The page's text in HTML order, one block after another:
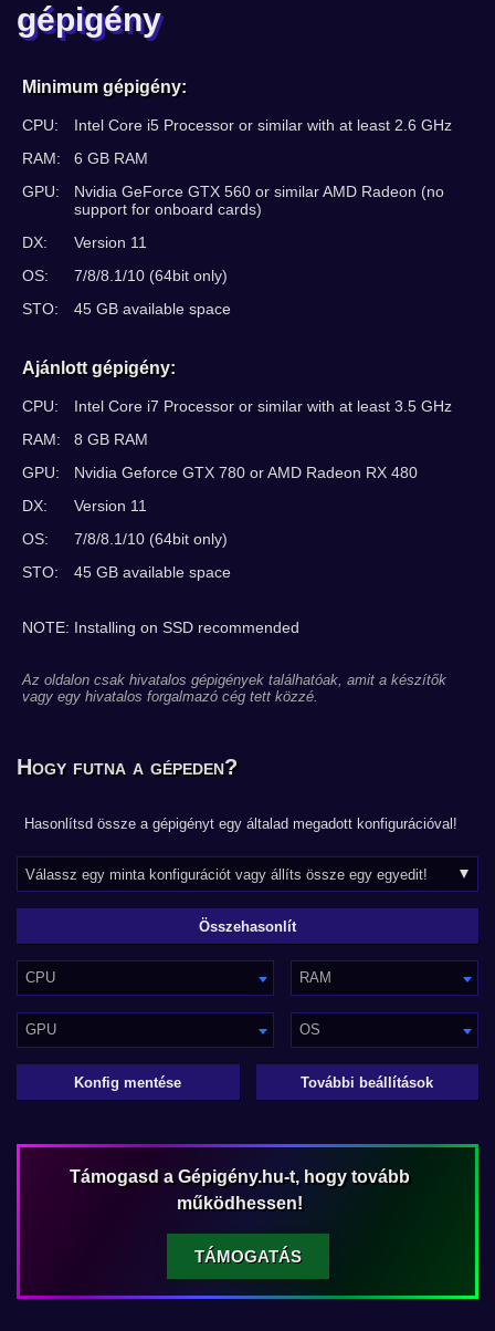
gépigény
Minimum gépigény:
CPU:
Intel Core i5 Processor or similar with at least 2.6 GHz
RAM:
6 GB RAM
GPU:
Nvidia GeForce GTX 560 or similar AMD Radeon (no
support for onboard cards)
DX:
Version 11
OS:
7/8/8.1/10 (64bit only)
STO:
45 GB available space
Ajánlott gépigény:
CPU:
Intel Core i7 Processor or similar with at least 3.5 GHz
RAM:
8 GB RAM
GPU:
Nvidia Geforce GTX 780 or AMD Radeon RX 480
DX:
Version 11
OS:
7/8/8.1/10 (64bit only)
STO:
45 GB available space
NOTE: Installing on SSD recommended
Az oldalon csak hivatalos gépigények találhatóak, amit a készítők
vagy egy hivatalos forgalmazó cég tett közzé.
Hogy futna a gépeden?
Hasonlítsd össze a gépigényt egy általad megadott konfigurációval!
CPU RAM
GPU OS
Konfig mentése További beállítások
Támogasd a Gépigény.hu-t, hogy tovább
működhessen!
TÁMOGATÁS